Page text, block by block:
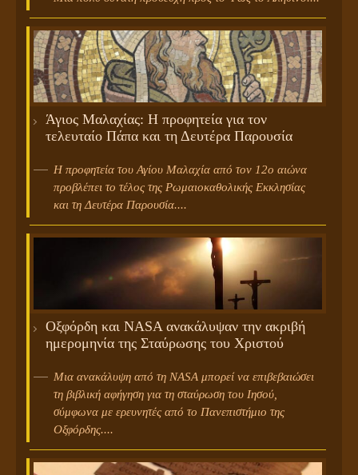
Άγιος Μαλαχίας: Η προφητεία για τον
τελευταίο Πάπα και τη Δευτέρα Παρουσία
Η προφητεία του Αγίου Μαλαχία από τον 12ο αιώνα
προβλέπει το τέλος της Ρωμαιοκαθολικής Εκκλησίας
και τη Δευτέρα Παρουσία....
Οξφόρδη και NASA ανακάλυψαν την ακριβή
ημερομηνία της Σταύρωσης του Χριστού
Μια ανακάλυψη από τη NASA μπορεί να επιβεβαιώσει
τη βιβλική αφήγηση για τη σταύρωση του Ιησού,
σύμφωνα με ερευνητές από το Πανεπιστήμιο της
Οξφόρδης....